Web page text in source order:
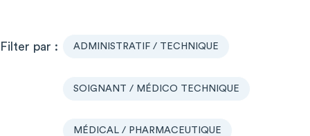
ADMINISTRATIF / TECHNIQUE
SOIGNANT / MÉDICO TECHNIQUE
MÉDICAL / PHARMACEUTIQUE